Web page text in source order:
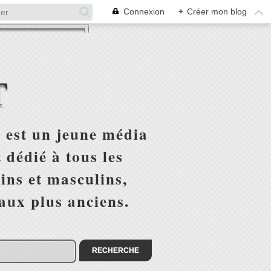
Connexion + Créer mon blog
un jeune média
à tous les
et masculins,
plus anciens.